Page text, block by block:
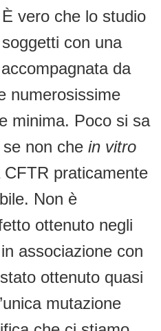
vero che lo studio
con una
da
numerosissime
minima. Poco si sa
non che in vitro
CFTR praticamente
Non è
ottenuto negli
associazione con
ottenuto quasi
mutazione